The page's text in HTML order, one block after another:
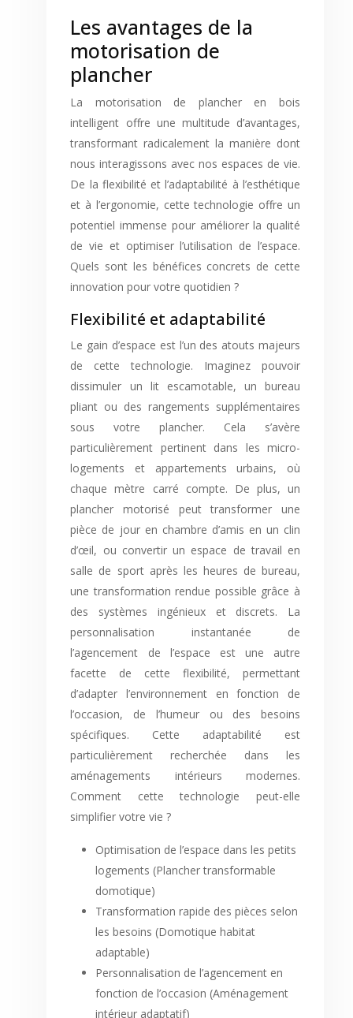
Les avantages de la
motorisation de
plancher
La motorisation de plancher en bois
intelligent offre une multitude d’avantages,
transformant radicalement la manière dont
nous interagissons avec nos espaces de vie.
De la flexibilité et l’adaptabilité à l’esthétique
et à l’ergonomie, cette technologie offre un
potentiel immense pour améliorer la qualité
de vie et optimiser l’utilisation de l’espace.
Quels sont les bénéfices concrets de cette
innovation pour votre quotidien ?
Flexibilité et adaptabilité
Le gain d’espace est l’un des atouts majeurs
de cette technologie. Imaginez pouvoir
dissimuler un lit escamotable, un bureau
pliant ou des rangements supplémentaires
sous votre plancher. Cela s’avère
particulièrement pertinent dans les micro-
logements et appartements urbains, où
chaque mètre carré compte. De plus, un
plancher motorisé peut transformer une
pièce de jour en chambre d’amis en un clin
d’œil, ou convertir un espace de travail en
salle de sport après les heures de bureau,
une transformation rendue possible grâce à
des systèmes ingénieux et discrets. La
personnalisation instantanée de
l’agencement de l’espace est une autre
facette de cette flexibilité, permettant
d’adapter l’environnement en fonction de
l’occasion, de l’humeur ou des besoins
spécifiques. Cette adaptabilité est
particulièrement recherchée dans les
aménagements intérieurs modernes.
Comment cette technologie peut-elle
simplifier votre vie ?
Optimisation de l’espace dans les petits
logements (Plancher transformable
domotique)
Transformation rapide des pièces selon
les besoins (Domotique habitat
adaptable)
Personnalisation de l’agencement en
fonction de l’occasion (Aménagement
intérieur adaptatif)